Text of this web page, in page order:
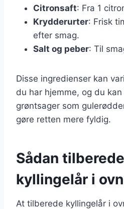
Citronsaft: Fra 1
Krydderurter: Frisk
efter smag.
Salt og peber: Til
Disse ingredienser kan
du har hjemme, og du
grøntsager som
gøre retten mere fyldig.
Sådan
kyllingelår i ovn
At tilberede kyllingelår i